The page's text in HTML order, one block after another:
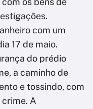
com um
17 de maio.
do prédio
a caminho de
e tossindo, com
crime. A